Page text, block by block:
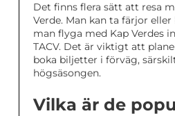
Det finns flera sätt att resa
Verde. Man kan ta färjor eller
man flyga med Kap Verdes
TACV. Det är viktigt att
boka biljetter i förväg,
högsäsongen.
Vilka är de